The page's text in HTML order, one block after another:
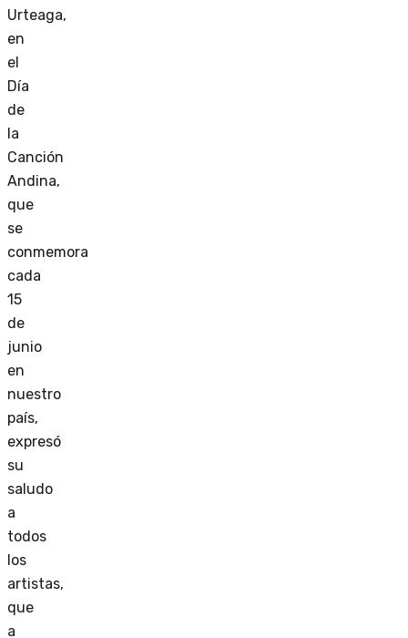
Urteaga,
en
el
Día
de
la
Canción
Andina,
que
se
conmemora
cada
15
de
junio
en
nuestro
país,
expresó
su
saludo
a
todos
los
artistas,
que
a